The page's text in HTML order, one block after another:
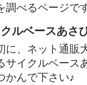
調べるページで
ルベースあさ
に、ネット通販
サイクルベース
かんで下さい♪